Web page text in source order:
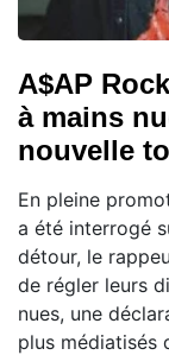
A$AP
à mains
nouvelle
En pleine
a été interrogé
détour, le
de régler leurs
nues, une
plus médiatisés